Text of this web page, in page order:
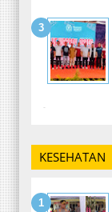
-
KESEHATAN